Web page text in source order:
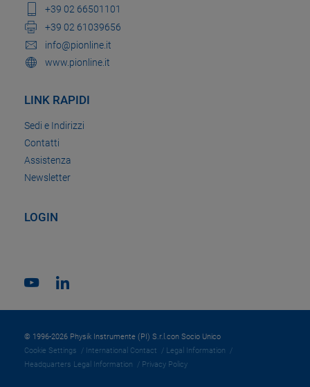
+39 02 66501101
+39 02 61039656
info@pionline.it
www.pionline.it
LINK RAPIDI
Sedi e Indirizzi
Contatti
Assistenza
Newsletter
LOGIN
© 1996-2026 Physik Instrumente (PI) S.r.l.con Socio Unico
Cookie Settings
International Contact
Legal Information
Headquarters Legal Information
Privacy Policy